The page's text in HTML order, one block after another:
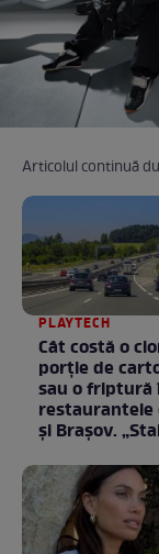
Articolul continuă
PLAYTECH
Cât costă o
porţie de
sau o friptură
restaurantele
şi Braşov.